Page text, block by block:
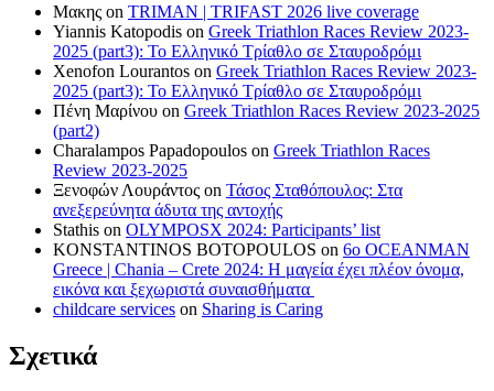
Μακης on TRIMAN | TRIFAST 2026 live coverage
Yiannis Katopodis on Greek Triathlon Races Review 2023-
2025 (part3): Το Ελληνικό Τρίαθλο σε Σταυροδρόμι
Xenofon Lourantos on Greek Triathlon Races Review 2023-
2025 (part3): Το Ελληνικό Τρίαθλο σε Σταυροδρόμι
Πένη Μαρίνου on Greek Triathlon Races Review 2023-2025
(part2)
Charalampos Papadopoulos on Greek Triathlon Races
Review 2023-2025
Ξενοφών Λουράντος on Τάσος Σταθόπουλος: Στα
ανεξερεύνητα άδυτα της αντοχής
Stathis on OLYMPOSX 2024: Participants’ list
KONSTANTINOS BOTOPOULOS on 6ο OCEANMAN
Greece | Chania – Crete 2024: Η μαγεία έχει πλέον όνομα,
εικόνα και ξεχωριστά συναισθήματα
childcare services on Sharing is Caring
Σχετικά